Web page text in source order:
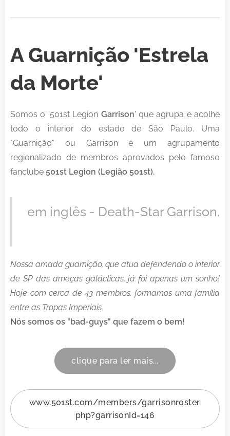
A Guarnição 'Estrela
da Morte'
Somos o '501st Legion Garrison' que agrupa e acolhe
todo o interior do estado de São Paulo. Uma
"Guarnição" ou Garrison é um agrupamento
regionalizado de membros aprovados pelo famoso
fanclube 501st Legion (Legião 501st).
em inglês - Death-Star Garrison.
Nossa amada guarnição, que atua defendendo o interior
de SP das ameças galácticas, já foi apenas um sonho!
Hoje com cerca de 43 membros. formamos uma família
entre as Tropas Imperiais.
Nós somos os "bad-guys" que fazem o bem!
clique para ler mais...
www.501st.com/members/garrisonroster.
php?garrisonId=146